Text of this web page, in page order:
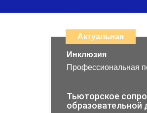
Актуальная
Инклюзия
Профессиональная
Тьюторское
образовательной